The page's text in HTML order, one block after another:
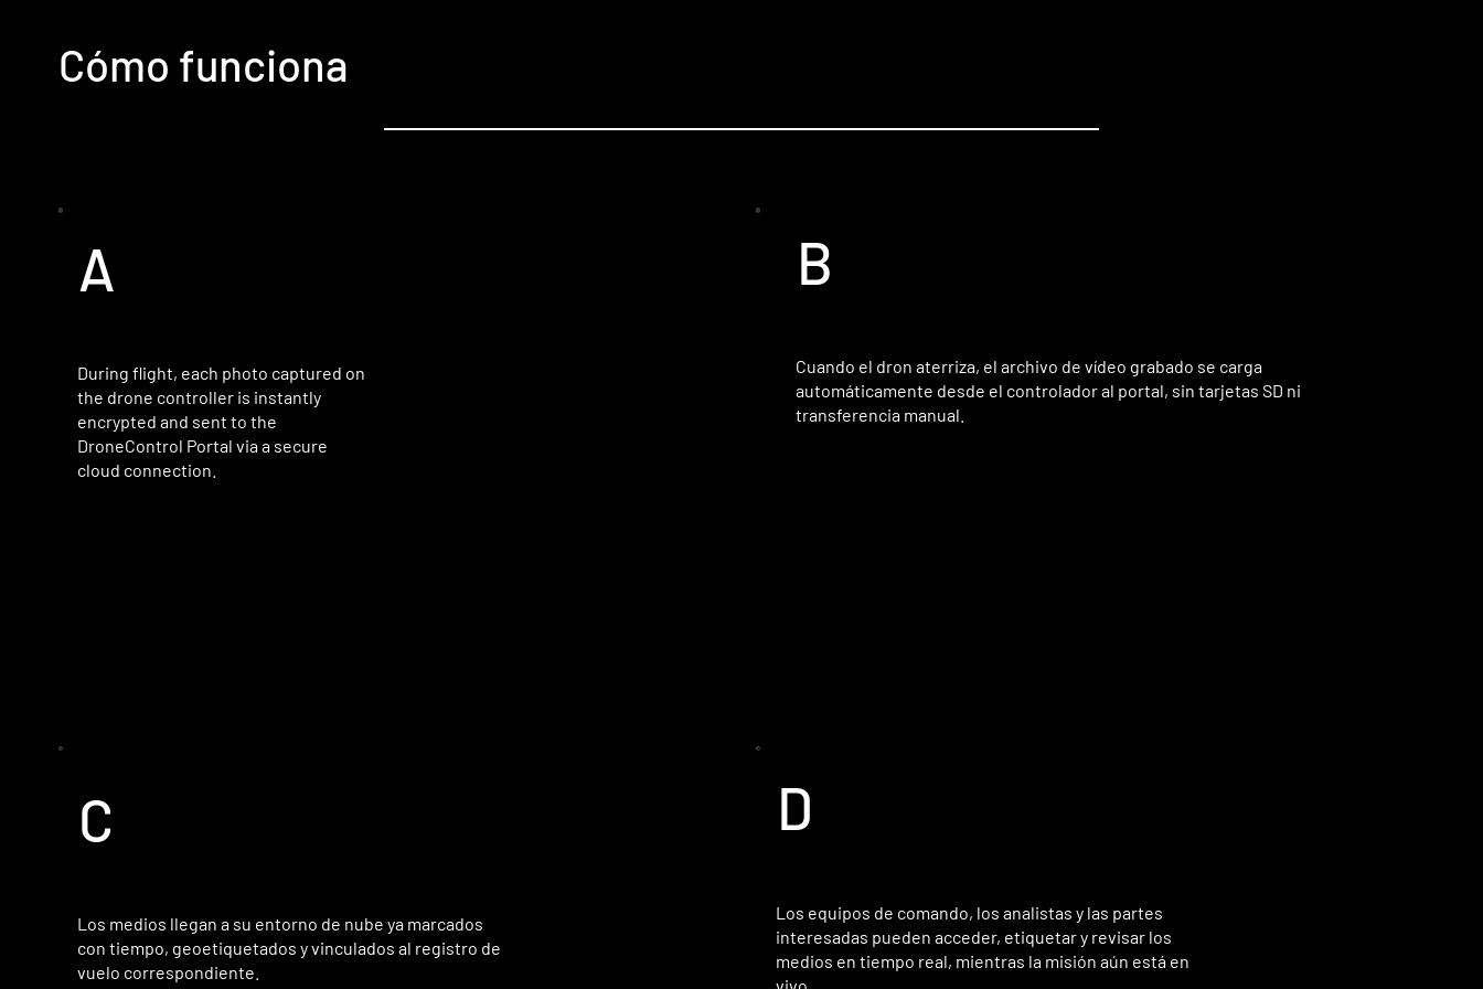
Cómo funciona
A
During flight, each photo captured on
the drone controller is instantly
encrypted and sent to the
DroneControl Portal via a secure
cloud connection.
B
Cuando el dron aterriza, el archivo de vídeo grabado se carga
automáticamente desde el controlador al portal, sin tarjetas SD ni
transferencia manual.
C
Los medios llegan a su entorno de nube ya marcados
con tiempo, geoetiquetados y vinculados al registro de
vuelo correspondiente.
D
Los equipos de comando, los analistas y las partes
interesadas pueden acceder, etiquetar y revisar los
medios en tiempo real, mientras la misión aún está en
vivo.